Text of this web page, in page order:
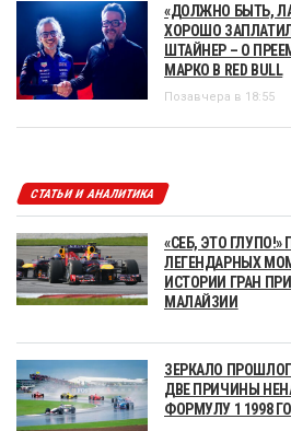
«ДОЛЖНО БЫТЬ,
ХОРОШО
ШТАЙНЕР – О
МАРКО В RED BULL
Позавчера в 18:55
СТАТЬИ И АНАЛИТИКА
«СЕБ, ЭТО ГЛУПО!»
ЛЕГЕНДАРНЫХ
ИСТОРИИ ГРАН ПРИ
МАЛАЙЗИИ
ЗЕРКАЛО
ДВЕ ПРИЧИНЫ
ФОРМУЛУ 1 1998